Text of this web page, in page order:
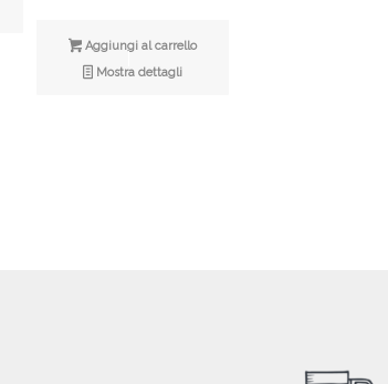
€9,00.
Aggiungi al carrello
Mostra dettagli